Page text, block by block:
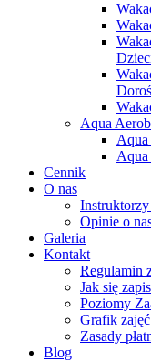
Aqua
Cennik
O nas
Instruktorzy
Opinie o
Galeria
Kontakt
Regulamin
Jak się
Poziomy
Grafik
Zasady
Blog